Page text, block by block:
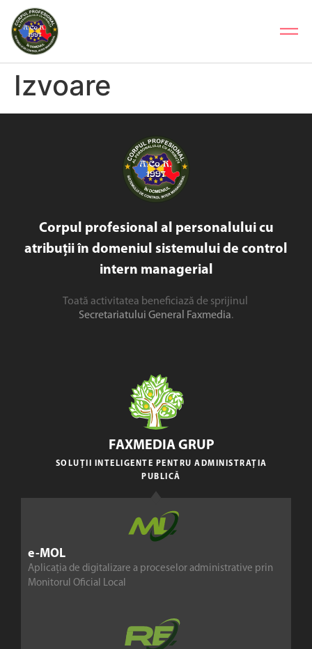
Izvoare
Corpul profesional al personalului cu
atribuții în domeniul sistemului de control
intern managerial
Toată activitatea beneficiază de sprijinul
Secretariatului General Faxmedia.
e-MOL
Aplicația de digitalizare a proceselor administrative prin
Monitorul Oficial Local
FAXMEDIA GRUP
SOLUȚII INTELIGENTE PENTRU ADMINISTRAȚIA
PUBLICĂ